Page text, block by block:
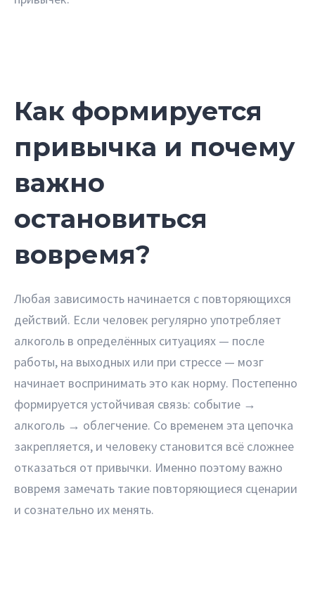
Как формируется
привычка и почему
важно
остановиться
вовремя?
Любая зависимость начинается с повторяющихся
действий. Если человек регулярно употребляет
алкоголь в определённых ситуациях — после
работы, на выходных или при стрессе — мозг
начинает воспринимать это как норму. Постепенно
формируется устойчивая связь: событие →
алкоголь → облегчение. Со временем эта цепочка
закрепляется, и человеку становится всё сложнее
отказаться от привычки. Именно поэтому важно
вовремя замечать такие повторяющиеся сценарии
и сознательно их менять.